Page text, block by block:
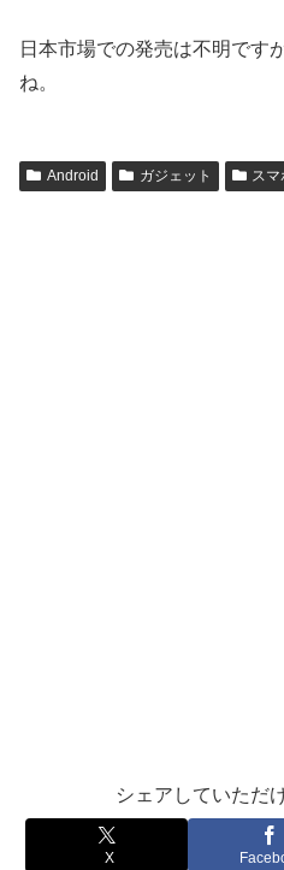
日本市場での発売は不明です
ね。
Android ガジェット スマ
シェアしていただ
X